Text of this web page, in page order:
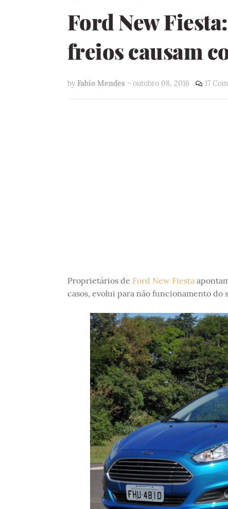
Ford New
freios causam
by Fabio Mendes - outubro 08, 2016 17
Proprietários de Ford New Fiesta
casos, evolui para não funcionamento do